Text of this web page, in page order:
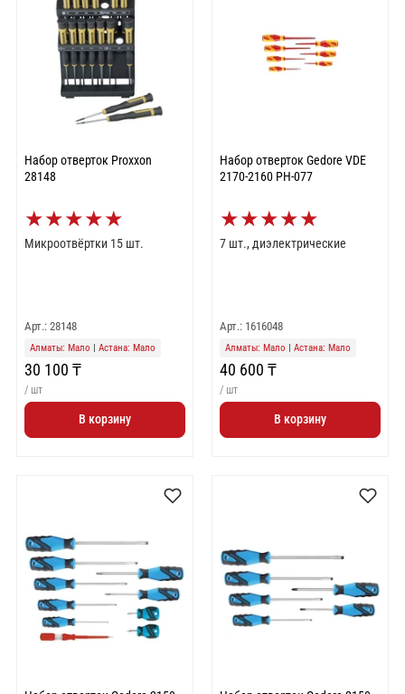
Набор отверток Proxxon
28148
★★★★★
Микроотвёртки 15 шт.
Арт.: 28148
Алматы: Мало | Астана: Мало
30 100 ₸
/ шт
В корзину
Набор отверток Gedore VDE
2170-2160 PH-077
★★★★★
7 шт., диэлектрические
Арт.: 1616048
Алматы: Мало | Астана: Мало
40 600 ₸
/ шт
В корзину